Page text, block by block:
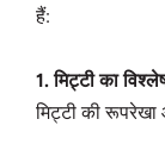
हैं:
1. मिट्टी का
मिट्टी की रूपरेखा